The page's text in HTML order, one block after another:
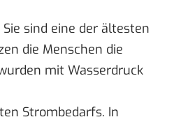
sind eine der ältesten
die Menschen die
mit Wasserdruck
Strombedarfs. In